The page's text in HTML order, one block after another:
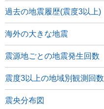
過去の地震履歴(震度3以上)
海外の大きな地震
震源地ごとの地震発生回数
震度3以上の地域別観測回数
震央分布図